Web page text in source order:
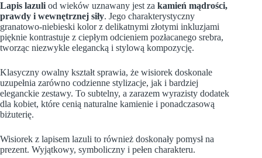
Lapis lazuli od wieków uznawany jest za kamień mądrości,
prawdy i wewnętrznej siły. Jego charakterystyczny
granatowo-niebieski kolor z delikatnymi złotymi inkluzjami
pięknie kontrastuje z ciepłym odcieniem pozłacanego srebra,
tworząc niezwykle elegancką i stylową kompozycję.
Klasyczny owalny kształt sprawia, że wisiorek doskonale
uzupełnia zarówno codzienne stylizacje, jak i bardziej
eleganckie zestawy. To subtelny, a zarazem wyrazisty dodatek
dla kobiet, które cenią naturalne kamienie i ponadczasową
biżuterię.
Wisiorek z lapisem lazuli to również doskonały pomysł na
prezent. Wyjątkowy, symboliczny i pełen charakteru.